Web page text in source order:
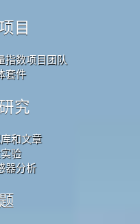
目
指数项目团队
套件
究
和文章
验
器分析